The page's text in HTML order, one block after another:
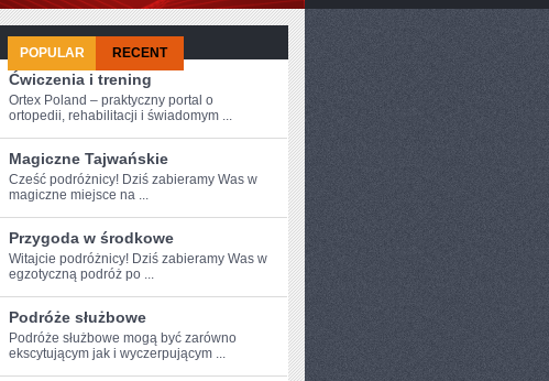
POPULAR RECENT
Ćwiczenia i trening
Ortex Poland – praktyczny portal o
ortopedii, rehabilitacji i świadomym ...
Magiczne Tajwańskie
Cześć podróżnicy!⁤ Dziś zabieramy Was w
magiczne miejsce na ...
Przygoda w środkowe
Witajcie podróżnicy! Dziś zabieramy Was w
egzotyczną⁣ podróż po ...
Podróże służbowe
Podróże służbowe⁢ mogą być zarówno
ekscytującym jak i wyczerpującym ...